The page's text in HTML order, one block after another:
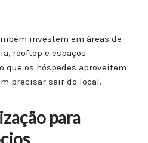
investem em áreas de
rooftop e espaços
os hóspedes aproveitem
precisar sair do local.
para